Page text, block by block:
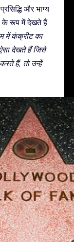
और भाग्य
के रूप में देखते हैं
में कंक्रीट का
देखते हैं जिसे
हैं, तो उन्हें